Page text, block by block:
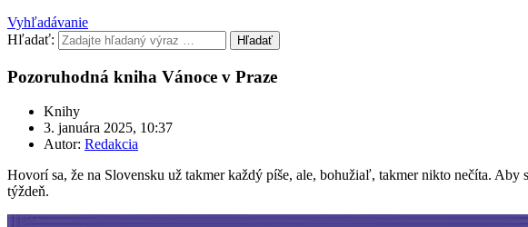
Vyhľadávanie
Hľadať:
Hľadať
Pozoruhodná kniha Vánoce v Praze
Knihy
3. januára 2025, 10:37
Autor: Redakcia
Hovorí sa, že na Slovensku už takmer každý píše, ale, bohužiaľ, takmer nikto nečíta.
týždeň.